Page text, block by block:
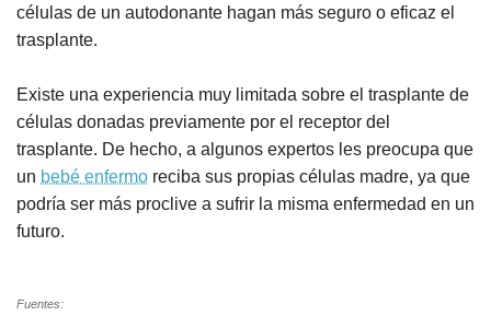
células de un autodonante hagan más seguro o eficaz el
trasplante.
Existe una experiencia muy limitada sobre el trasplante de
células donadas previamente por el receptor del
trasplante. De hecho, a algunos expertos les preocupa que
un bebé enfermo reciba sus propias células madre, ya que
podría ser más proclive a sufrir la misma enfermedad en un
futuro.
Fuentes: